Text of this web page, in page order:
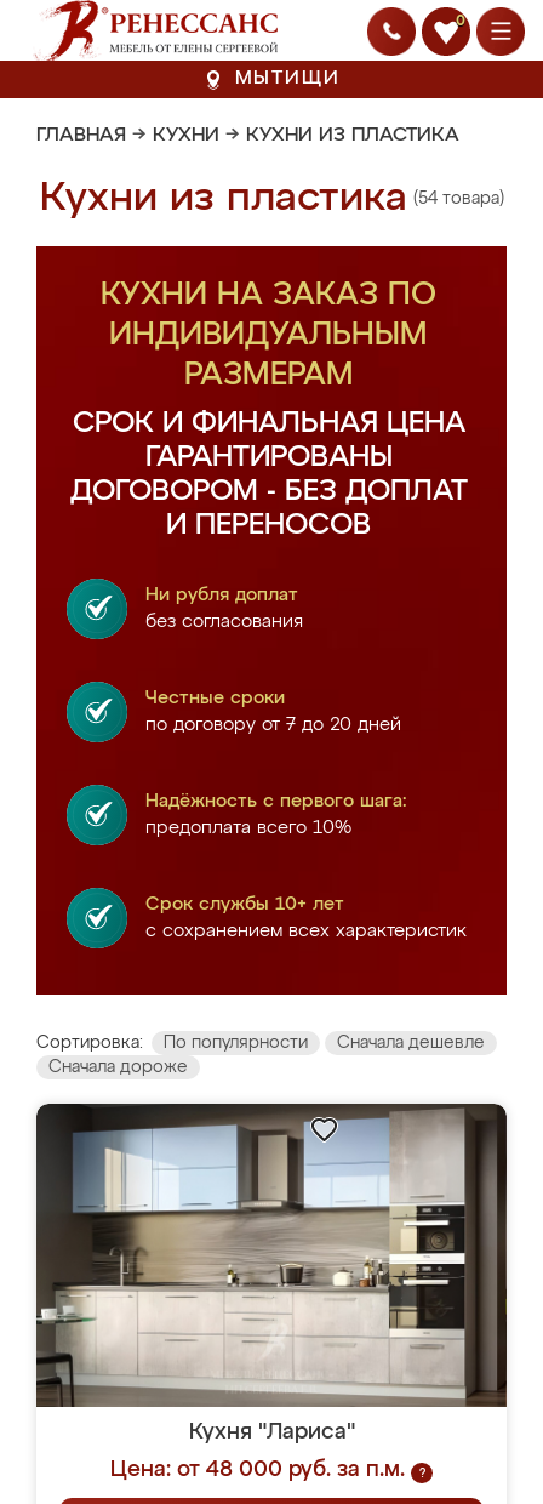
0
МЫТИЩИ
ГЛАВНАЯ → КУХНИ → КУХНИ ИЗ ПЛАСТИКА
Кухни из пластика (54 товара)
КУХНИ НА ЗАКАЗ ПО
ИНДИВИДУАЛЬНЫМ
РАЗМЕРАМ
СРОК И ФИНАЛЬНАЯ ЦЕНА
ГАРАНТИРОВАНЫ
ДОГОВОРОМ - БЕЗ ДОПЛАТ
И ПЕРЕНОСОВ
Ни рубля доплат
без согласования
Честные сроки
по договору от 7 до 20 дней
Надёжность с первого шага:
предоплата всего 10%
Срок службы 10+ лет
с сохранением всех характеристик
Сортировка: По популярности
Сначала дешевле
Сначала дороже
Кухня "Лариса"
Цена: от 48 000 руб. за п.м.
?